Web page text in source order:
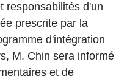
responsabilités d'un
prescrite par la
d'intégration
M. Chin sera informé
et de